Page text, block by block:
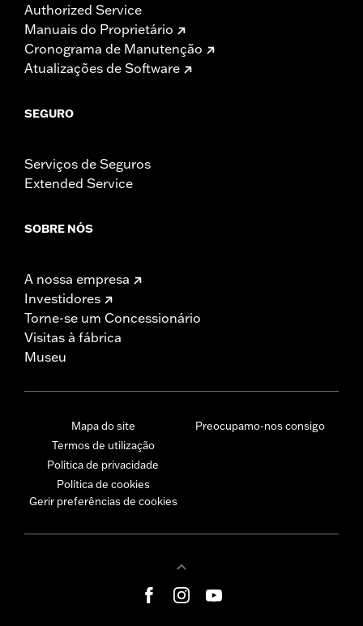
Authorized Service
Manuais do Proprietário
Cronograma de Manutenção
Atualizações de Software
SEGURO
Serviços de Seguros
Extended Service
SOBRE NÓS
A nossa empresa
Investidores
Torne-se um Concessionário
Visitas à fábrica
Museu
Mapa do site
Termos de utilização
Política de privacidade
Política de cookies
Gerir preferências de cookies
Preocupamo-nos consigo